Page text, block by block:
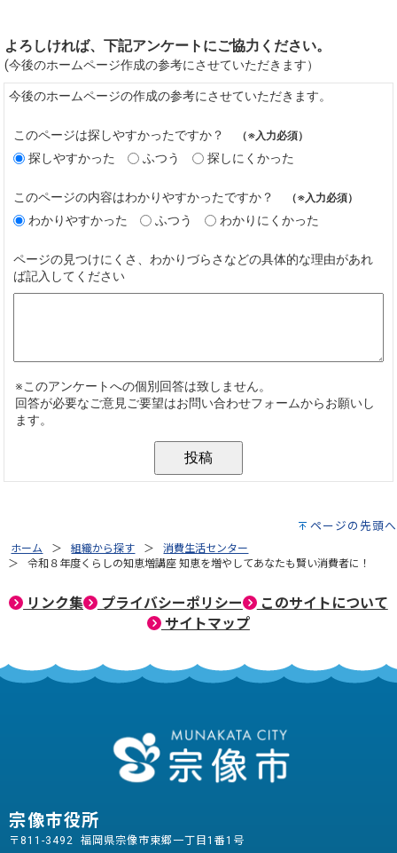
ページの先頭へ
ホーム 組織から探す
消費生活センター
令和８年度くらしの知恵増講座 知恵を増やしてあなたも賢い消費者に！
リンク集 プライバシーポリシー
このサイトについて
サイトマップ
宗像市役所
〒811-3492 福岡県宗像市東郷一丁目1番1号